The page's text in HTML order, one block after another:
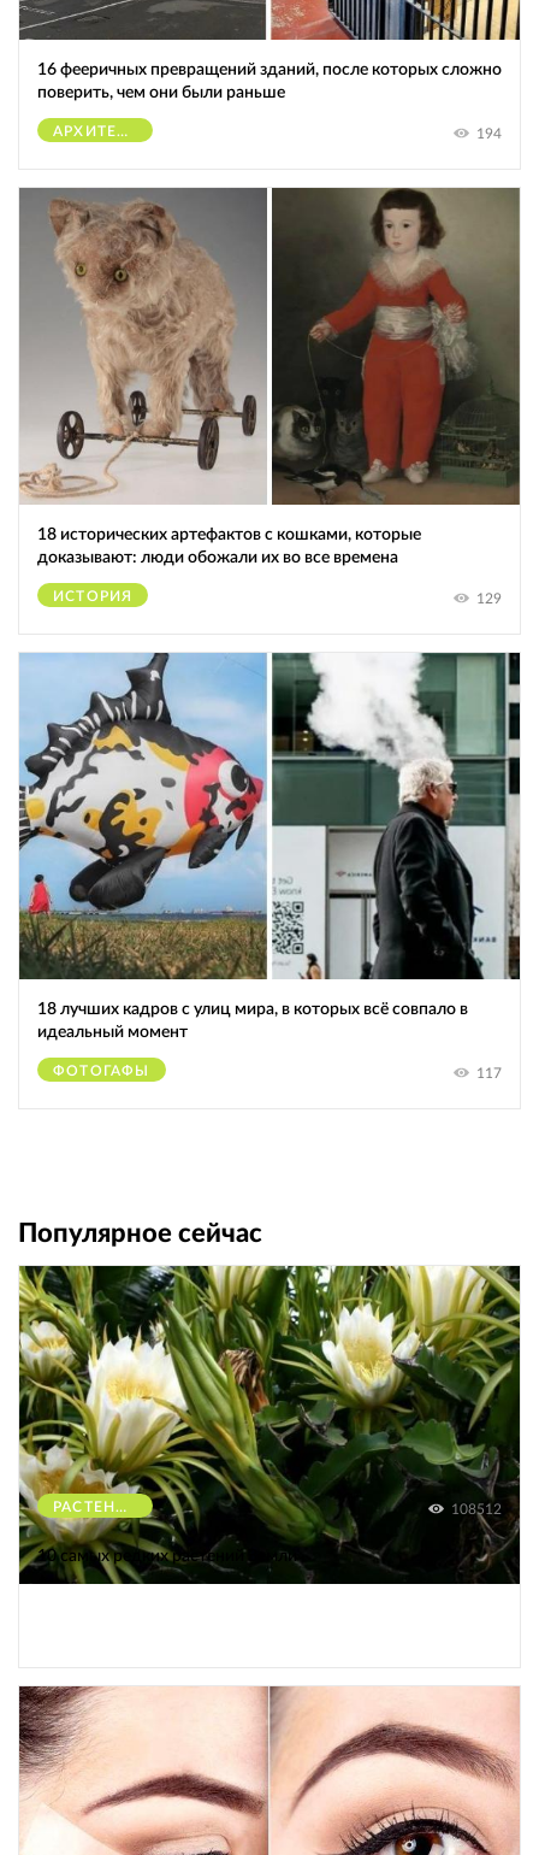
16 фееричных превращений зданий, после которых сложно
поверить, чем они были раньше
АРХИТЕКТУРА 194
18 исторических артефактов с кошками, которые
доказывают: люди обожали их во все времена
ИСТОРИЯ 129
18 лучших кадров с улиц мира, в которых всё совпало в
идеальный момент
ФОТОГАФЫ 117
Популярное сейчас
РАСТЕНИЯ 108512
10 самых редких растений Земли